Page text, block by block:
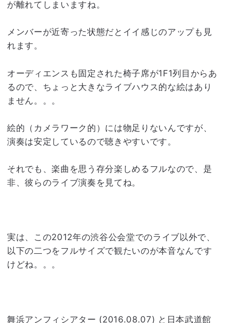
が離れてしまいますね。
メンバーが近寄った状態だとイイ感じのアップも見
れます。
オーディエンスも固定された椅子席が1F1列目からあ
るので、ちょっと大きなライブハウス的な絵はあり
ません。。。
絵的（カメラワーク的）には物足りないんですが、
演奏は安定しているので聴きやすいです。
それでも、楽曲を思う存分楽しめるフルなので、是
非、彼らのライブ演奏を見てね。
実は、この2012年の渋谷公会堂でのライブ以外で、
以下の二つをフルサイズで観たいのが本音なんです
けどね。。。
舞浜アンフィシアター (2016.08.07) と日本武道館